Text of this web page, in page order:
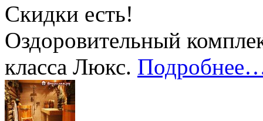
Скидки есть!
Оздоровительный
класса Люкс.